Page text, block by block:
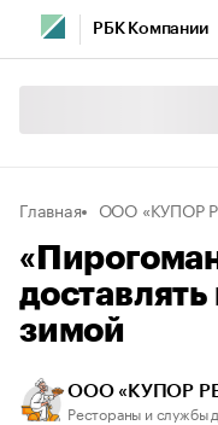
РБК Компании
Главная ООО «КУПОР
зимой
ООО «КУПОР
Рестораны и службы